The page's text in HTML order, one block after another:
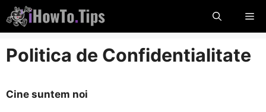
Sari
la
conținut
Politica de Confidentialitate
Cine suntem noi